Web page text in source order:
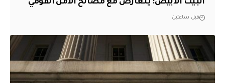
البيت الأبيض: يتعارض مع مصالح الأمن القومي
قبل ساعتين